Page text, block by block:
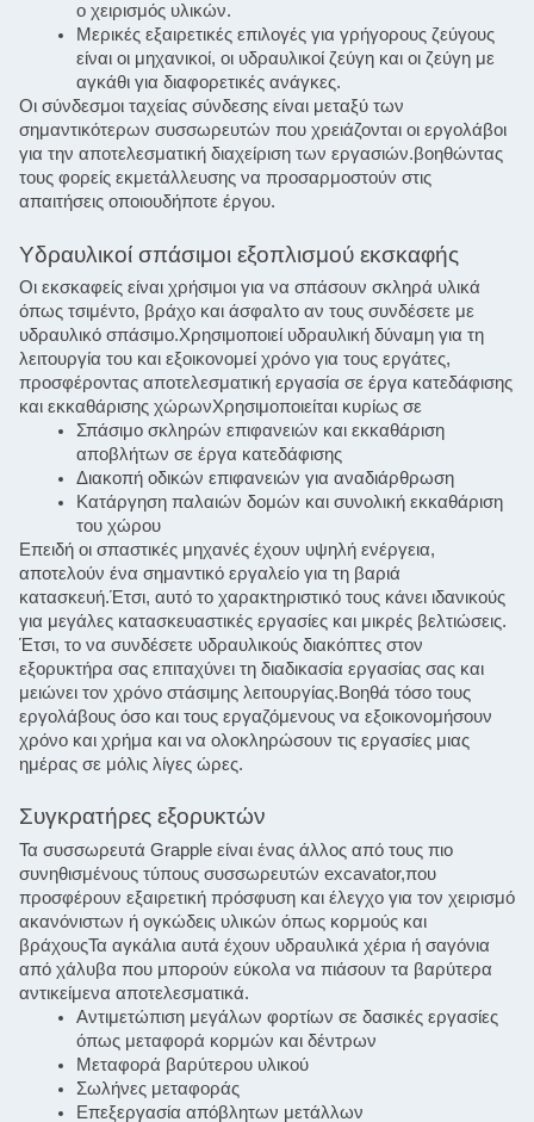
ο χειρισμός υλικών.
Μερικές εξαιρετικές επιλογές για γρήγορους ζεύγους
είναι οι μηχανικοί, οι υδραυλικοί ζεύγη και οι ζεύγη με
αγκάθι για διαφορετικές ανάγκες.
Οι σύνδεσμοι ταχείας σύνδεσης είναι μεταξύ των
σημαντικότερων συσσωρευτών που χρειάζονται οι εργολάβοι
για την αποτελεσματική διαχείριση των εργασιών.βοηθώντας
τους φορείς εκμετάλλευσης να προσαρμοστούν στις
απαιτήσεις οποιουδήποτε έργου.
Υδραυλικοί σπάσιμοι εξοπλισμού εκσκαφής
Οι εκσκαφείς είναι χρήσιμοι για να σπάσουν σκληρά υλικά
όπως τσιμέντο, βράχο και άσφαλτο αν τους συνδέσετε με
υδραυλικό σπάσιμο.Χρησιμοποιεί υδραυλική δύναμη για τη
λειτουργία του και εξοικονομεί χρόνο για τους εργάτες,
προσφέροντας αποτελεσματική εργασία σε έργα κατεδάφισης
και εκκαθάρισης χώρωνΧρησιμοποιείται κυρίως σε
Σπάσιμο σκληρών επιφανειών και εκκαθάριση
αποβλήτων σε έργα κατεδάφισης
Διακοπή οδικών επιφανειών για αναδιάρθρωση
Κατάργηση παλαιών δομών και συνολική εκκαθάριση
του χώρου
Επειδή οι σπαστικές μηχανές έχουν υψηλή ενέργεια,
αποτελούν ένα σημαντικό εργαλείο για τη βαριά
κατασκευή.Έτσι, αυτό το χαρακτηριστικό τους κάνει ιδανικούς
για μεγάλες κατασκευαστικές εργασίες και μικρές βελτιώσεις.
Έτσι, το να συνδέσετε υδραυλικούς διακόπτες στον
εξορυκτήρα σας επιταχύνει τη διαδικασία εργασίας σας και
μειώνει τον χρόνο στάσιμης λειτουργίας.Βοηθά τόσο τους
εργολάβους όσο και τους εργαζόμενους να εξοικονομήσουν
χρόνο και χρήμα και να ολοκληρώσουν τις εργασίες μιας
ημέρας σε μόλις λίγες ώρες.
Συγκρατήρες εξορυκτών
Τα συσσωρευτά Grapple είναι ένας άλλος από τους πιο
συνηθισμένους τύπους συσσωρευτών excavator,που
προσφέρουν εξαιρετική πρόσφυση και έλεγχο για τον χειρισμό
ακανόνιστων ή ογκώδεις υλικών όπως κορμούς και
βράχουςΤα αγκάλια αυτά έχουν υδραυλικά χέρια ή σαγόνια
από χάλυβα που μπορούν εύκολα να πιάσουν τα βαρύτερα
αντικείμενα αποτελεσματικά.
Αντιμετώπιση μεγάλων φορτίων σε δασικές εργασίες
όπως μεταφορά κορμών και δέντρων
Μεταφορά βαρύτερου υλικού
Σωλήνες μεταφοράς
Επεξεργασία απόβλητων μετάλλων